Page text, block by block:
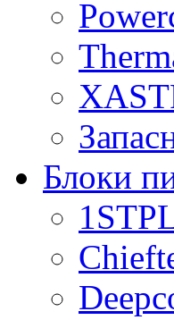
Блоки